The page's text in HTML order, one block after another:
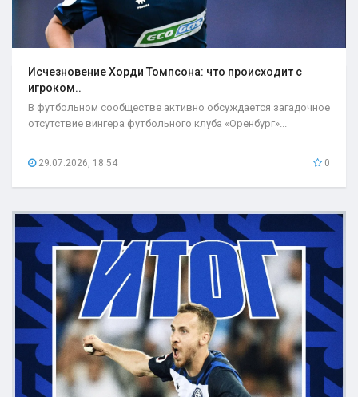
Исчезновение Хорди Томпсона: что происходит с
игроком..
В футбольном сообществе активно обсуждается загадочное
отсутствие вингера футбольного клуба «Оренбург»...
29.07.2026, 18:54 0